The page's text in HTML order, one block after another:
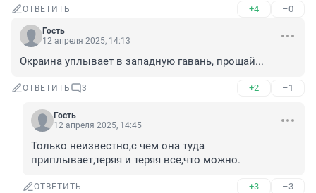
ОТВЕТИТЬ +4 –0
Гость
12 апреля 2025, 14:13
Окраина уплывает в западную гавань, прощай...
ОТВЕТИТЬ 3 +2 –1
Гость
12 апреля 2025, 14:45
Только неизвестно,с чем она туда
приплывает,теряя и теряя все,что можно.
ОТВЕТИТЬ +3 –3